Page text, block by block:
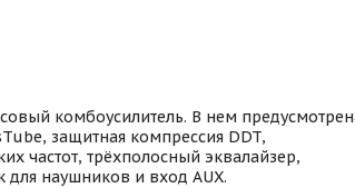
комбоусилитель. В нем
защитная компрессия DDT,
частот, трёхполосный эквалайзер,
наушников и вход AUX.